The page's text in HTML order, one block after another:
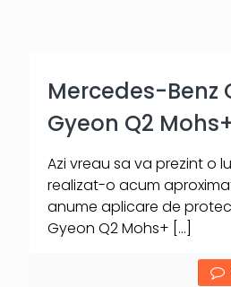
Mercedes-Benz
Gyeon Q2 Mohs+
Azi vreau sa va prezint o
realizat-o acum
anume aplicare de
Gyeon Q2 Mohs+ […]